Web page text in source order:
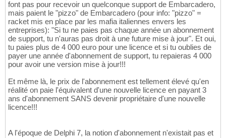
font pas pour recevoir un quelconque support de Embarcadero,
mais paient le "pizzo" de Embarcadero (pour info: "pizzo" =
racket mis en place par les mafia italiennes envers les
entreprises): "Si tu ne paies pas chaque année un abonnement
de support, tu n'auras pas droit à une future mise à jour". Et oui,
tu paies plus de 4 000 euro pour une licence et si tu oublies de
payer une année d'abonnement de support, tu repaieras 4 000
pour avoir une version mise à jour!!!
Et même là, le prix de l'abonnement est tellement élevé qu'en
réalité on paie l'équivalent d'une nouvelle licence en payant 3
ans d'abonnement SANS devenir propriétaire d'une nouvelle
licence!!!
A l'époque de Delphi 7, la notion d'abonnement n'existait pas et